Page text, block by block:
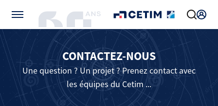
CONTACTEZ-NOUS
Une question ? Un projet ? Prenez contact avec
les équipes du Cetim ...